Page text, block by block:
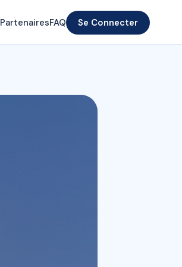
PartenairesFAQ Se Connecter